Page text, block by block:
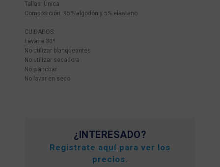
Tallas: Única
Composición: 95% algodón y 5% elastano
CUIDADOS:
Lavar a 30º
No utilizar blanqueantes
No utilizar secadora
No planchar
No lavar en seco
¿INTERESADO?
Registrate aquí para ver los
precios.